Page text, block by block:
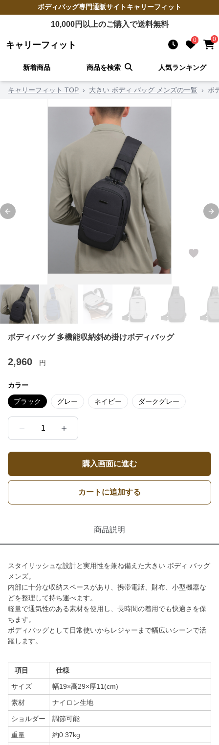
ボディバッグ専門通販サイトキャリーフィット
10,000円以上のご購入で送料無料
キャリーフィット 0 0
新着商品 商品を検索 人気ランキング
キャリーフィット TOP › 大きい ボディ バッグ メンズの一覧 › ボ
Previous slide
ボディバッグ 多機能収納斜め掛けボディバッグ
2,960 円
カラー
ブラック グレー ネイビー ダークグレー
1
購入画面に進む
カートに追加する
商品説明
スタイリッシュな設計と実用性を兼ね備えた大きい ボディ バッグ
メンズ。
内部に十分な収納スペースがあり、携帯電話、財布、小型機器な
どを整理して持ち運べます。
軽量で通気性のある素材を使用し、長時間の着用でも快適さを保
ちます。
ボディバッグとして日常使いからレジャーまで幅広いシーンで活
躍します。
項目 仕様
サイズ 幅19×高29×厚11(cm)
素材 ナイロン生地
ショルダー 調節可能
重量 約0.37kg